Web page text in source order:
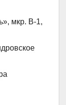
мкр. В-1,